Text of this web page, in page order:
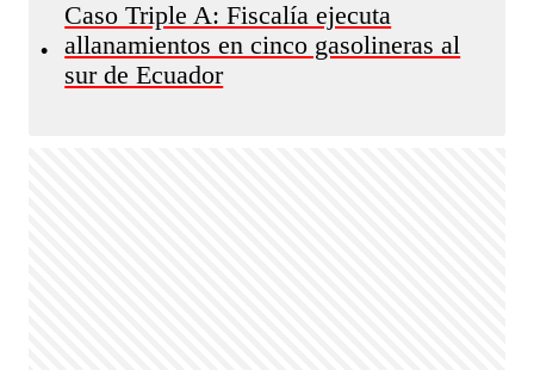
•
Caso Triple A: Fiscalía ejecuta
allanamientos en cinco gasolineras al
sur de Ecuador